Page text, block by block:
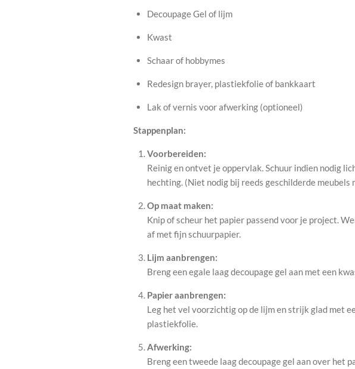
Decoupage Gel of lijm
Kwast
Schaar of hobbymes
Redesign brayer, plastiekfolie of bankkaart
Lak of vernis voor afwerking (optioneel)
Stappenplan:
Voorbereiden:
Reinig en ontvet je oppervlak. Schuur indien nodig
hechting. (Niet nodig bij reeds geschilderde meubels
Op maat maken:
Knip of scheur het papier passend voor je project.
af met fijn schuurpapier.
Lijm aanbrengen:
Breng een egale laag decoupage gel aan met een
Papier aanbrengen:
Leg het vel voorzichtig op de lijm en strijk glad met
plastiekfolie.
Afwerking:
Breng een tweede laag decoupage gel aan over het